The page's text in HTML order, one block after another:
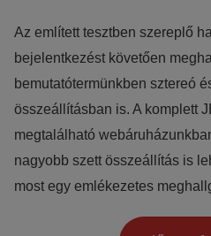
Az említett tesztben szereplő
bejelentkezést követően
bemutatótermünkben sztereó
összeállításban is. A komplett
megtalálható
nagyobb szett összeállítás is
most egy emlékezetes